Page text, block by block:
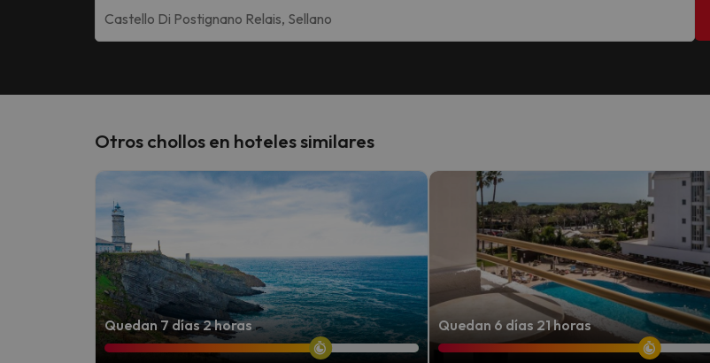
Otros chollos en hoteles similares
Quedan 7 días 2 horas Quedan 6 días 21 horas